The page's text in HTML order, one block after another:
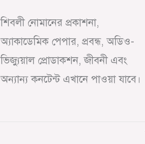
শিবলী নোমানের প্রকাশনা,
অ্যাকাডেমিক পেপার, প্রবন্ধ, অডিও-
ভিজ্যুয়াল প্রোডাকশন, জীবনী এবং
অন্যান্য কনটেন্ট এখানে পাওয়া যাবে।